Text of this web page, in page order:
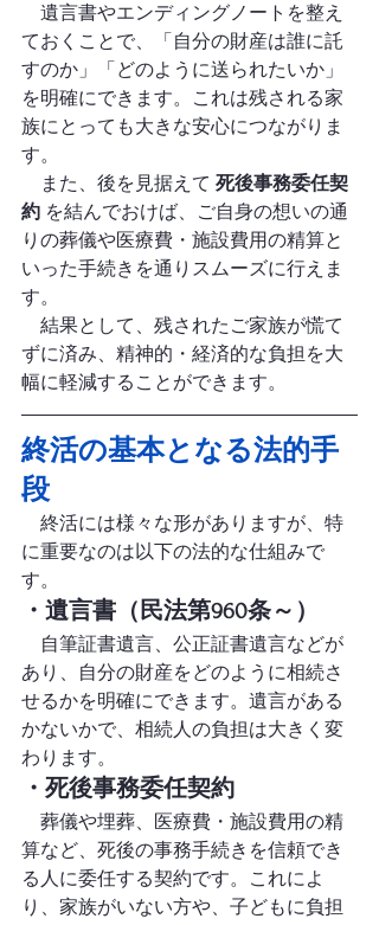
遺言書やエンディングノートを整え
ておくことで、「自分の財産は誰に託
すのか」「どのように送られたいか」
を明確にできます。これは残される家
族にとっても大きな安心につながりま
す。
また、後を見据えて 死後事務委任契
約 を結んでおけば、ご自身の想いの通
りの葬儀や医療費・施設費用の精算と
いった手続きを通りスムーズに行えま
す。
結果として、残されたご家族が慌て
ずに済み、精神的・経済的な負担を大
幅に軽減することができます。
終活の基本となる法的手
段
終活には様々な形がありますが、特
に重要なのは以下の法的な仕組みで
す。
・遺言書（民法第960条～）
自筆証書遺言、公正証書遺言などが
あり、自分の財産をどのように相続さ
せるかを明確にできます。遺言がある
かないかで、相続人の負担は大きく変
わります。
・死後事務委任契約
葬儀や埋葬、医療費・施設費用の精
算など、死後の事務手続きを信頼でき
る人に委任する契約です。これによ
り、家族がいない方や、子どもに負担